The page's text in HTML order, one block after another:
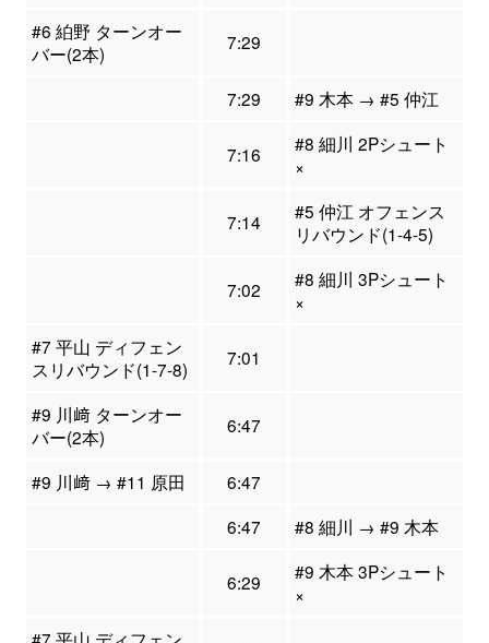
#6 絈野 ターンオー
バー(2本)
7:29
7:29 #9 木本 → #5 仲江
7:16
#8 細川 2Pシュート
×
7:14
#5 仲江 オフェンス
リバウンド(1-4-5)
7:02
#8 細川 3Pシュート
×
#7 平山 ディフェン
スリバウンド(1-7-8)
7:01
#9 川﨑 ターンオー
バー(2本)
6:47
#9 川﨑 → #11 原田
6:47
6:47
#8 細川 → #9 木本
6:29
#9 木本 3Pシュート
×